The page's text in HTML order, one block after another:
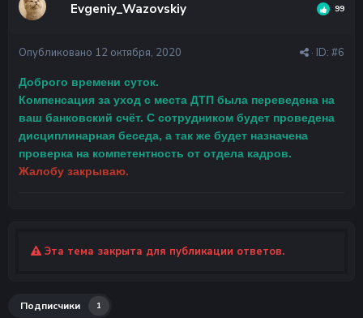
Evgeniy_Wazovskiy 99
· ID: #6
Опубликовано 12 октября, 2020
Доброго времени суток.
Компенсация за уход с места ДТП была переведена на
ваш банковский счёт. С сотрудником будет проведена
дисциплинарная беседа, а так же будет назначена
проверка на компетентность от отдела кадров.
Жалобу закрываю.
Эта тема закрыта для публикации ответов.
Подписчики 1